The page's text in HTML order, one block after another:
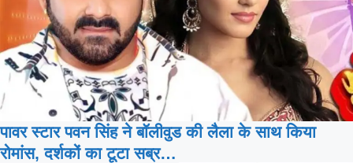
पावर स्टार पवन सिंह ने बॉलीवुड की लैला के साथ किया
रोमांस, दर्शकों का टूटा सब्र…